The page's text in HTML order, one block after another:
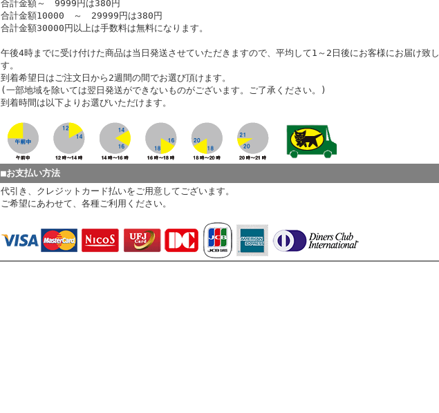
合計金額～ 9999円は380円
合計金額10000 ～ 29999円は380円
合計金額30000円以上は手数料は無料になります。
午後4時までに受け付けた商品は当日発送させていただきますので、平均して1～2日後にお客様にお届け致
す。
到着希望日はご注文日から2週間の間でお選び頂けます。
(一部地域を除いては翌日発送ができないものがございます。ご了承ください。)
到着時間は以下よりお選びいただけます。
■お支払い方法
代引き、クレジットカード払いをご用意してございます。
ご希望にあわせて、各種ご利用ください。